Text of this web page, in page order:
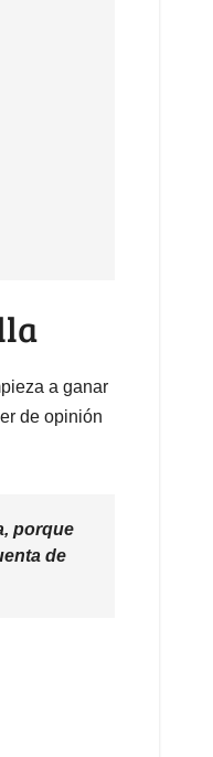
a ganar
de opinión
porque
de